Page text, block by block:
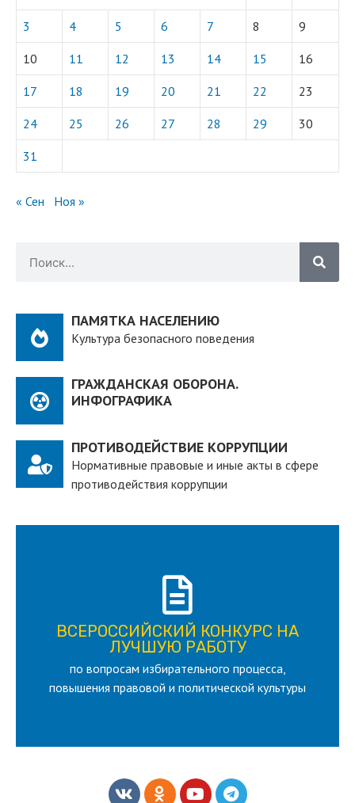
3 4 5 6 7 8 9
10 11 12 13 14 15 16
17 18 19 20 21 22 23
24 25 26 27 28 29 30
31
« Сен Ноя »
ПАМЯТКА НАСЕЛЕНИЮ
Культура безопасного поведения
ГРАЖДАНСКАЯ ОБОРОНА.
ИНФОГРАФИКА
ПРОТИВОДЕЙСТВИЕ КОРРУПЦИИ
Нормативные правовые и иные акты в сфере
противодействия коррупции
ВСЕРОССИЙСКИЙ КОНКУРС НА
ЛУЧШУЮ РАБОТУ
по вопросам избирательного процесса,
повышения правовой и политической культуры
ВСЕРОССИЙСКИЙ КОНКУРС НА
ЛУЧШУЮ РАБОТУ
для лица старше 18 и моложе 35 лет
ПОДРОБНЕЕ